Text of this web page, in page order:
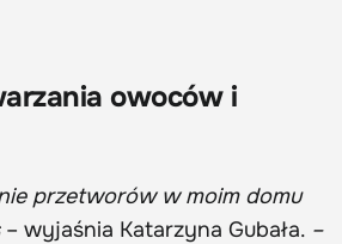
owoców i
przetworów w moim domu
– wyjaśnia Katarzyna Gubała. –